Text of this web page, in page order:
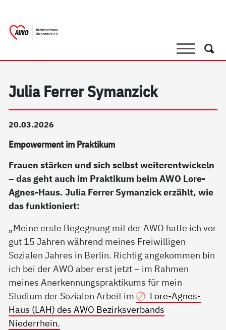
SucheSuche
Julia Ferrer Symanzick
20.03.2026
Empowerment im Praktikum
Frauen stärken und sich selbst weiterentwickeln
– das geht auch im Praktikum beim AWO Lore-
Agnes-Haus. Julia Ferrer Symanzick erzählt, wie
das funktioniert:
„Meine erste Begegnung mit der AWO hatte ich vor
gut 15 Jahren während meines Freiwilligen
Sozialen Jahres in Berlin. Richtig angekommen bin
ich bei der AWO aber erst jetzt – im Rahmen
meines Anerkennungspraktikums für mein
Studium der Sozialen Arbeit im
Lore-Agnes-
Haus (LAH) des AWO Bezirksverbands
Niederrhein.